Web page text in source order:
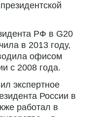
РФ в G20
в 2013 году,
офисом
с 2008 года.
экспертное
России в
работал в